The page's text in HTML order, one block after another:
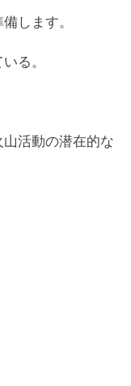
します。
る。
活動の潜在的な